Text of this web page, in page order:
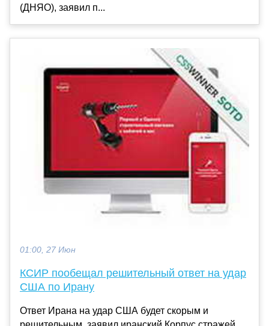
(ДНЯО), заявил п...
01:00, 27 Июн
КСИР пообещал решительный ответ на удар
США по Ирану
Ответ Ирана на удар США будет скорым и